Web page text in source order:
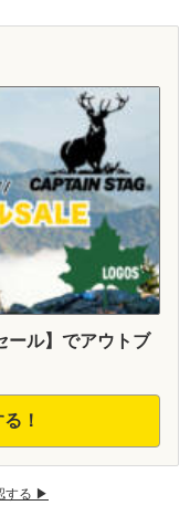
ール】でアウトブ
！
する ▶︎